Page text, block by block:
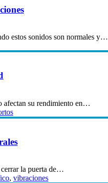
estos sonidos son normales y…
afectan su rendimiento en…
cerrar la puerta de…
, vibraciones